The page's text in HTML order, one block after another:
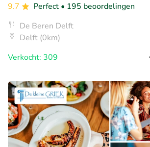
9.7
Perfect • 195 beoordelingen
De Beren Delft
Delft (0km)
Verkocht: 309